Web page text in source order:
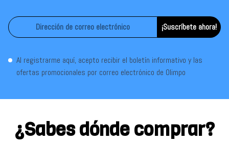
¡Suscríbete ahora!
Al registrarme aquí, acepto recibir el boletín informativo y las
ofertas promocionales por correo electrónico de Olimpo
¿Sabes dónde comprar?